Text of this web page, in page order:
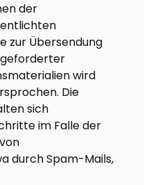
der
zur Übersendung
wird
Die
sich
im Falle der
durch Spam-Mails,